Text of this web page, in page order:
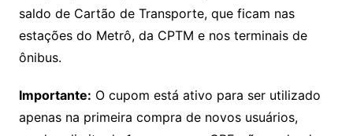
saldo de Cartão de Transporte, que ficam nas
estações do Metrô, da CPTM e nos terminais de
ônibus.
Importante: O cupom está ativo para ser utilizado
apenas na primeira compra de novos usuários,